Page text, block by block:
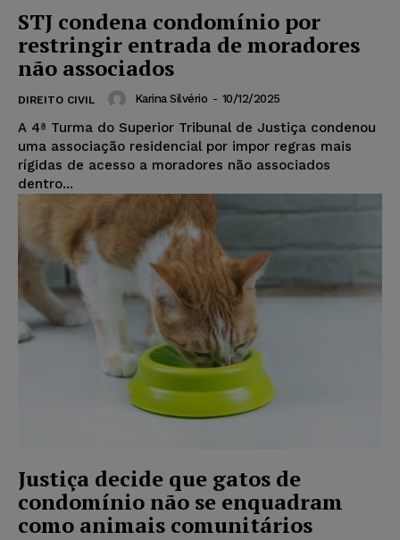
STJ condena condomínio por
restringir entrada de moradores
não associados
DIREITO CIVIL Karina Silvério - 10/12/2025
A 4ª Turma do Superior Tribunal de Justiça condenou
uma associação residencial por impor regras mais
rígidas de acesso a moradores não associados
dentro...
Justiça decide que gatos de
condomínio não se enquadram
como animais comunitários